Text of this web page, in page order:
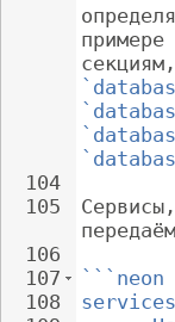
104
105
106
107
108
```neon